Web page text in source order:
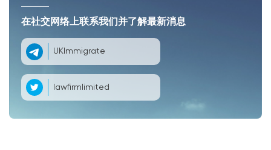
在社交网络上联系我们并了解最新消息
UKImmigrate
lawfirmlimited